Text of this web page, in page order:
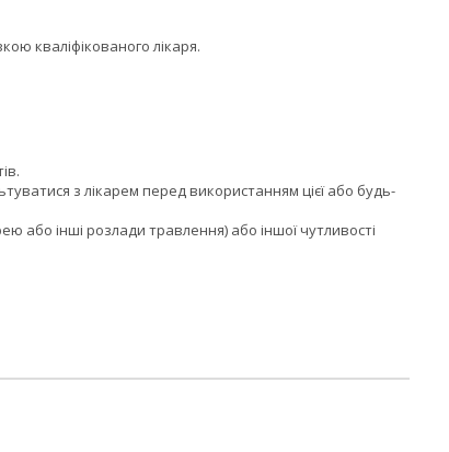
кваліфікованого лікаря.
з лікарем перед використанням цієї або будь-
інші розлади травлення) або іншої чутливості